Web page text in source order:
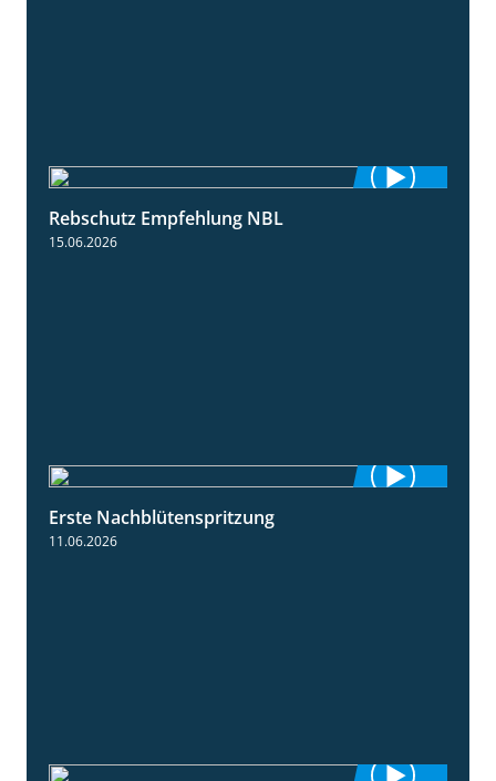
Rebschutz Empfehlung NBL
15.06.2026
Erste Nachblütenspritzung
11.06.2026